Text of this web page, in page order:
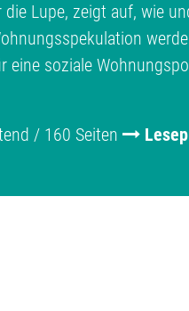
Lupe, zeigt auf, wie
eine soziale
/ 160 Seiten